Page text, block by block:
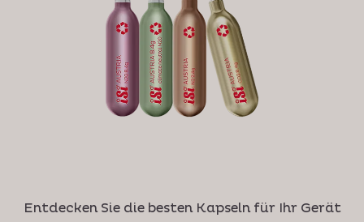
Entdecken Sie die besten Kapseln für Ihr Gerät